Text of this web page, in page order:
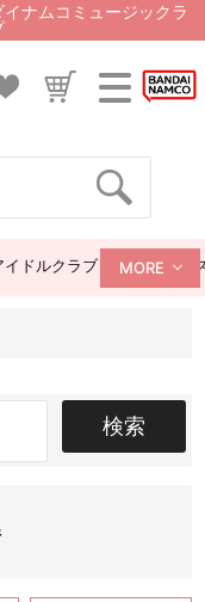
ナムコミュージックラ
イドルクラブ ぬいぐるみ
MORE
検索